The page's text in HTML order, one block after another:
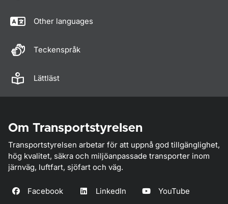
Other languages
Teckenspråk
Lättläst
Om Transportstyrelsen
Transportstyrelsen arbetar för att uppnå god tillgänglighet,
hög kvalitet, säkra och miljöanpassade transporter inom
järnväg, luftfart, sjöfart och väg.
Facebook LinkedIn YouTube